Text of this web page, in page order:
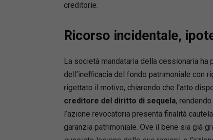
creditorie.
Ricorso incidentale,
La società mandataria della cessionaria ha
dell’inefficacia del fondo patrimoniale con
rigettato il motivo, chiarendo che l’atto
creditore del diritto di sequela,
l’azione revocatoria presenta finalità
garanzia patrimoniale. Ove il bene sia già